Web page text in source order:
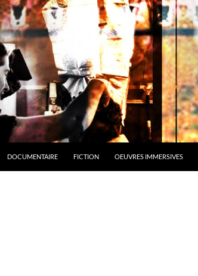
DOCUMENTAIRE FICTION OEUVRES IMMERSIVES